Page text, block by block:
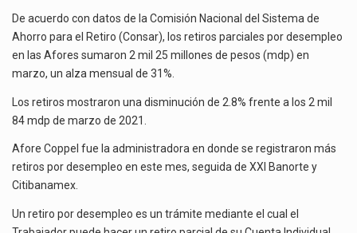
La inversión fija bruta en México registró un aumento de 1.1% interanual en mayo de…
REPUNTARON
EN
MARZO
De acuerdo con datos de la Comisión Nacional del Sistema de
Ahorro para el Retiro (Consar), los retiros parciales por desempleo
en las Afores sumaron 2 mil 25 millones de pesos (mdp) en
marzo, un alza mensual de 31%.
Los retiros mostraron una disminución de 2.8% frente a los 2 mil
84 mdp de marzo de 2021.
Afore Coppel fue la administradora en donde se registraron más
retiros por desempleo en este mes, seguida de XXI Banorte y
Citibanamex.
Un retiro por desempleo es un trámite mediante el cual el